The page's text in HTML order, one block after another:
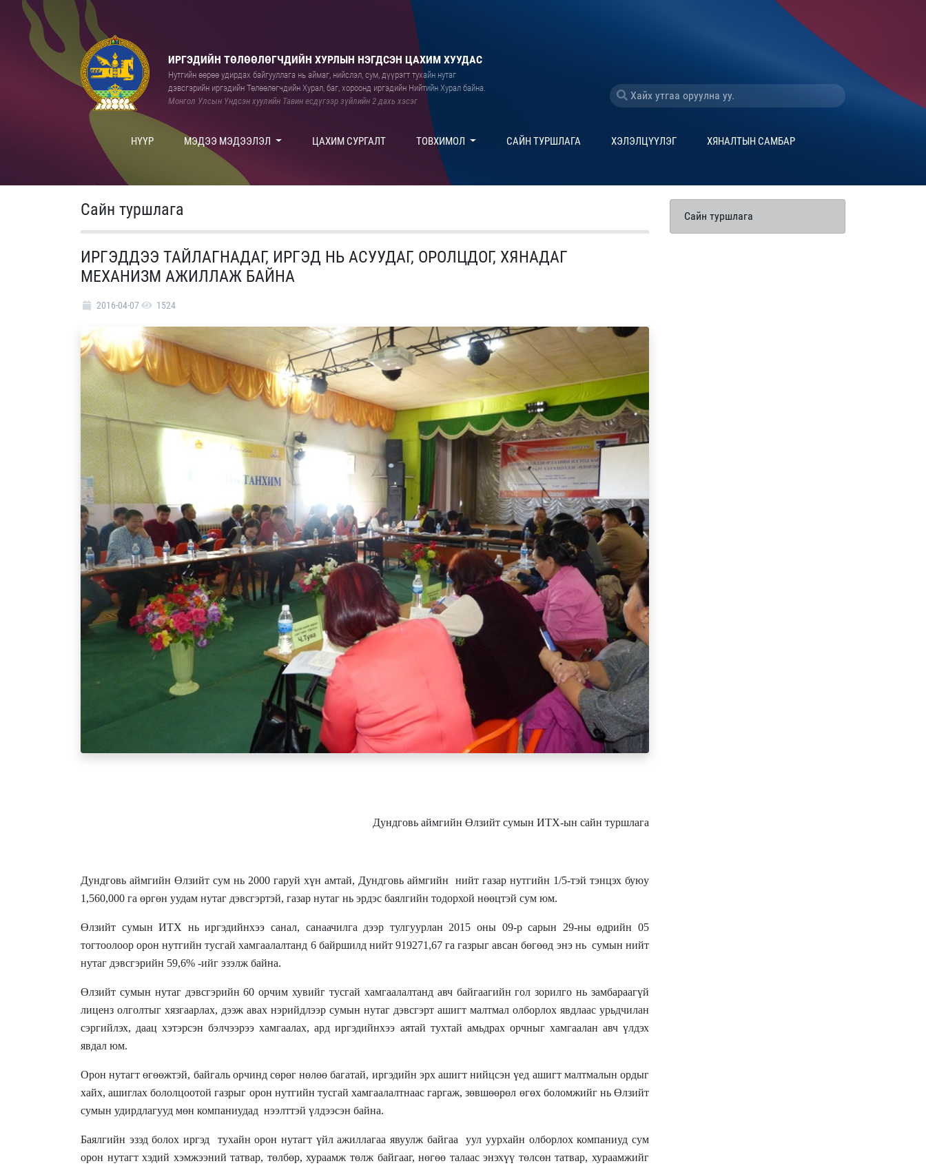
ИРГЭДИЙН ТӨЛӨӨЛӨГЧДИЙН ХУРЛЫН НЭГДСЭН ЦАХИМ ХУУДАС
Нутгийн өөрөө удирдах байгууллага нь аймаг, нийслэл, сум, дүүрэгт тухайн нутаг
дэвсгэрийн иргэдийн Төлөөлөгчдийн Хурал, баг, хороонд иргэдийн Нийтийн Хурал байна.
Монгол Улсын Үндсэн хуулийн Тавин есдүгээр зүйлийн 2 дахь хэсэг
НҮҮР МЭДЭЭ МЭДЭЭЛЭЛ ЦАХИМ СУРГАЛТ ТОВХИМОЛ САЙН ТУРШЛАГА ХЭЛЭЛЦҮҮЛЭГ ХЯНАЛТЫН САМБАР
Сайн туршлага
ИРГЭДДЭЭ ТАЙЛАГНАДАГ, ИРГЭД НЬ АСУУДАГ, ОРОЛЦДОГ, ХЯНАДАГ
МЕХАНИЗМ АЖИЛЛАЖ БАЙНА
2016-04-07 1524
Дундговь аймгийн Өлзийт сумын ИТХ-ын сайн туршлага
Дундговь аймгийн Өлзийт сум нь 2000 гаруй хүн амтай, Дундговь аймгийн нийт газар нутгийн 1/5-тэй тэнцэх буюу
1,560,000 га өргөн уудам нутаг дэвсгэртэй, газар нутаг нь эрдэс баялгийн тодорхой нөөцтэй сум юм.
Өлзийт сумын ИТХ нь иргэдийнхээ санал, санаачилга дээр тулгуурлан 2015 оны 09-р сарын 29-ны өдрийн 05
тогтоолоор орон нутгийн тусгай хамгаалалтанд 6 байршилд нийт 919271,67 га газрыг авсан бөгөөд энэ нь сумын нийт
нутаг дэвсгэрийн 59,6% -ийг эзэлж байна.
Өлзийт сумын нутаг дэвсгэрийн 60 орчим хувийг тусгай хамгаалалтанд авч байгаагийн гол зорилго нь замбараагүй
лиценз олголтыг хязгаарлах, дээж авах нэрийдлээр сумын нутаг дэвсгэрт ашигт малтмал олборлох явдлаас урьдчилан
сэргийлэх, даац хэтэрсэн бэлчээрээ хамгаалах, ард иргэдийнхээ аятай тухтай амьдрах орчныг хамгаалан авч үлдэх
явдал юм.
Орон нутагт өгөөжтэй, байгаль орчинд сөрөг нөлөө багатай, иргэдийн эрх ашигт нийцсэн үед ашигт малтмалын ордыг
хайх, ашиглах бололцоотой газрыг орон нутгийн тусгай хамгаалалтнаас гаргаж, зөвшөөрөл өгөх боломжийг нь Өлзийт
сумын удирдлагууд мөн компаниудад нээлттэй үлдээсэн байна.
Баялгийн эзэд болох иргэд тухайн орон нутагт үйл ажиллагаа явуулж байгаа
уул уурхайн олборлох компаниуд сум
орон нутагт хэдий хэмжээний татвар, төлбөр, хураамж төлж байгааг, нөгөө талаас энэхүү төлсөн татвар, хураамжийг
Сайн туршлага